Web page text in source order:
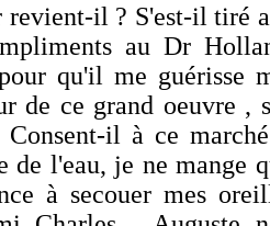
revient-il ? S'est-il tiré
au Dr
qu'il me guérisse
de ce grand oeuvre ,
Consent-il à ce
de l'eau, je ne mange
à secouer mes